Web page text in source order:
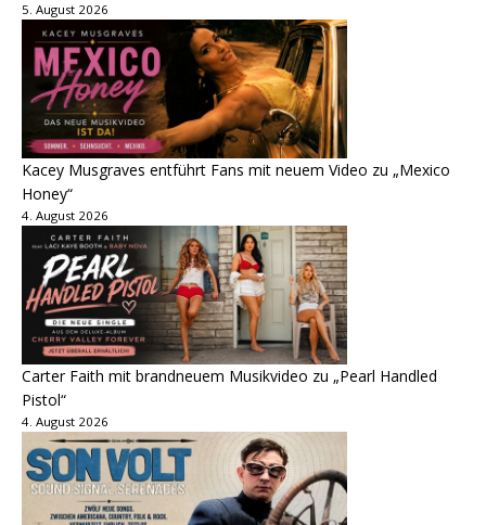
5. August 2026
Kacey Musgraves entführt Fans mit neuem Video zu „Mexico
Honey“
4. August 2026
Carter Faith mit brandneuem Musikvideo zu „Pearl Handled
Pistol“
4. August 2026